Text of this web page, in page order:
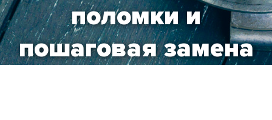
поломки и
пошаговая замена